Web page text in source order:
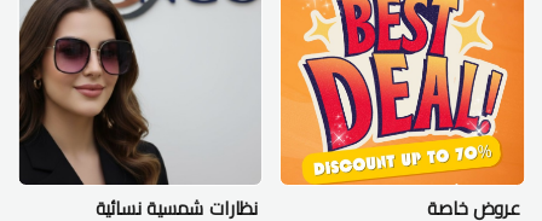
عروض خاصة نظارات شمسية نسائية